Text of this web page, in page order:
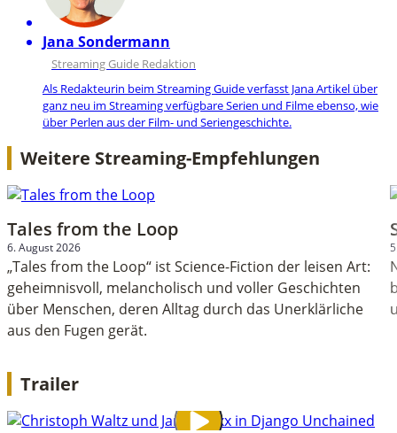
Jana Sondermann
Streaming Guide Redaktion
Als Redakteurin beim Streaming Guide verfasst Jana Artikel über
ganz neu im Streaming verfügbare Serien und Filme ebenso, wie
über Perlen aus der Film- und Seriengeschichte.
Weitere Streaming-Empfehlungen
Tales from the Loop
6. August 2026
„Tales from the Loop“ ist Science-Fiction der leisen Art:
geheimnisvoll, melancholisch und voller Geschichten
über Menschen, deren Alltag durch das Unerklärliche
aus den Fugen gerät.
Trailer